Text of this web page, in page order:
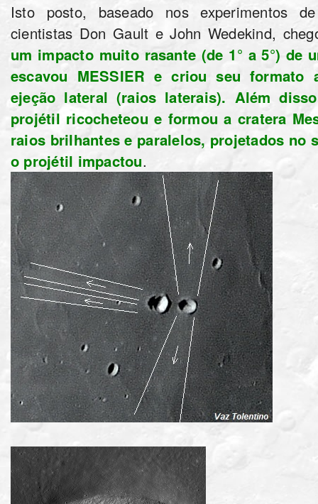
Isto posto, baseado nos experimentos
cientistas Don Gault e John Wedekind,
um impacto muito rasante (de 1° a 5°) de
escavou MESSIER e criou seu formato
ejeção lateral (raios laterais). Além
projétil ricocheteou e formou a cratera
raios brilhantes e paralelos, projetados no
o projétil impactou.